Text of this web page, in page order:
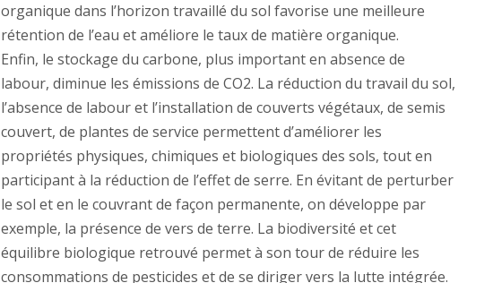
organique dans l’horizon travaillé du sol favorise une meilleure
rétention de l’eau et améliore le taux de matière organique.
Enfin, le stockage du carbone, plus important en absence de
labour, diminue les émissions de CO2. La réduction du travail du sol,
l’absence de labour et l’installation de couverts végétaux, de semis
couvert, de plantes de service permettent d’améliorer les
propriétés physiques, chimiques et biologiques des sols, tout en
participant à la réduction de l’effet de serre. En évitant de perturber
le sol et en le couvrant de façon permanente, on développe par
exemple, la présence de vers de terre. La biodiversité et cet
équilibre biologique retrouvé permet à son tour de réduire les
consommations de pesticides et de se diriger vers la lutte intégrée.